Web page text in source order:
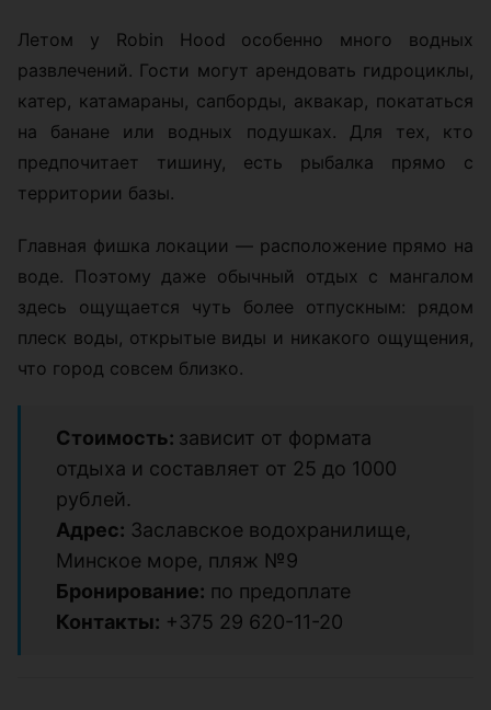
Летом у Robin Hood особенно много водных
развлечений. Гости могут арендовать гидроциклы,
катер, катамараны, сапборды, аквакар, покататься
на банане или водных подушках. Для тех, кто
предпочитает тишину, есть рыбалка прямо с
территории базы.
Главная фишка локации — расположение прямо на
воде. Поэтому даже обычный отдых с мангалом
здесь ощущается чуть более отпускным: рядом
плеск воды, открытые виды и никакого ощущения,
что город совсем близко.
Стоимость: зависит от формата
отдыха и составляет от 25 до 1000
рублей.
Адрес: Заславское водохранилище,
Минское море, пляж №9
Бронирование: по предоплате
Контакты: +375 29 620-11-20